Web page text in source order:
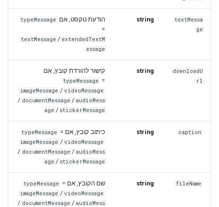
textMessa
ge
string הודעת טקסט, אם typeMessage
=
textMessage / extendedTextM
essage
downloadU
rl
string קישור להורדת קובץ, אם
typeMessage =
imageMessage / videoMessage
/ documentMessage / audioMess
age / stickerMessage
caption
string כיתוב קובץ, אם typeMessage =
imageMessage / videoMessage
/ documentMessage / audioMess
age / stickerMessage
fileName
string שם הקובץ, אם typeMessage =
imageMessage / videoMessage
/ documentMessage / audioMess